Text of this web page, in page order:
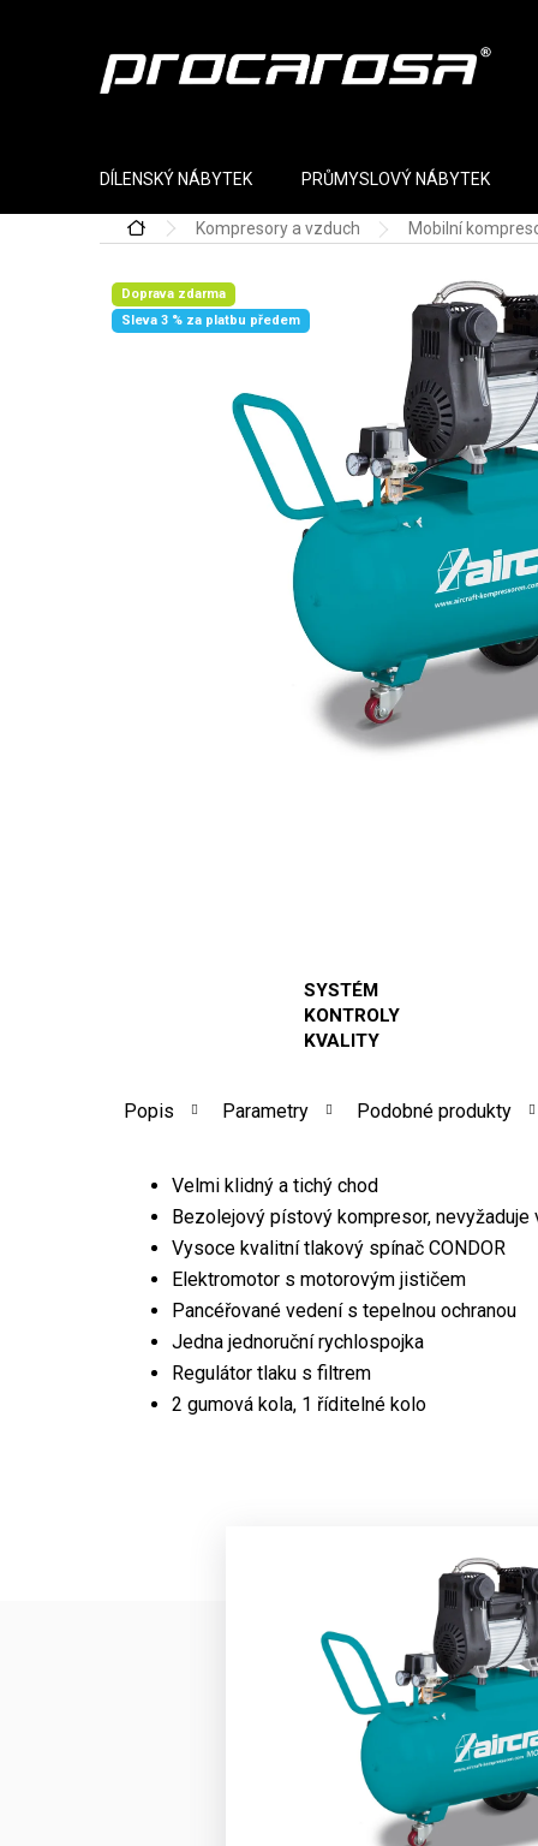
DÍLENSKÝ NÁBYTEK PRŮMYSLOVÝ NÁBYTEK
Domů Kompresory a vzduch Mobilní
Doprava zdarma
Sleva 3 % za platbu předem
SYSTÉM
KONTROLY
KVALITY
Popis Parametry Podobné produkty
Velmi klidný a tichý chod
Bezolejový pístový kompresor,
Vysoce kvalitní tlakový spínač CONDOR
Elektromotor s motorovým jističem
Pancéřované vedení s tepelnou ochranou
Jedna jednoruční rychlospojka
Regulátor tlaku s filtrem
2 gumová kola, 1 říditelné kolo